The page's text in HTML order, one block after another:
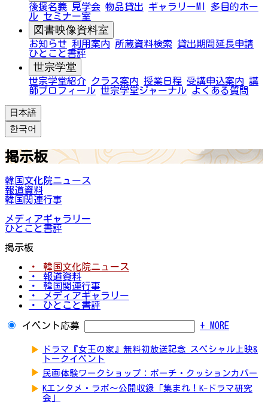
後援名義 見学会 物品貸出 ギャラリーMI
多目的ホー
ル セミナー室
図書映像資料室
お知らせ 利用案内 所蔵資料検索
貸出期間延長申請
ひとこと書評
世宗学堂
世宗学堂紹介 クラス案内 授業日程 受講申込案内 講
師プロフィール 世宗学堂ジャーナル よくある質問
日本語
한국어
掲示板
韓国文化院ニュース
報道資料
韓国関連行事
メディアギャラリー
ひとこと書評
掲示板
・ 韓国文化院ニュース
・ 報道資料
・ 韓国関連行事
・ メディアギャラリー
・ ひとこと書評
イベント応募 + MORE
▶
ドラマ『女王の家』無料初放送記念 スペシャル上映&
トークイベント
▶ 民画体験ワークショップ：ポーチ・クッションカバー
▶ Kエンタメ・ラボ～公開収録「集まれ！K-ドラマ研究
会」